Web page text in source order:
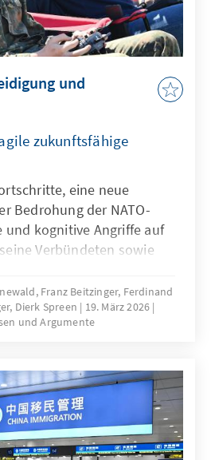
und
zukunftsfähige
eine neue
Bedrohung der NATO-
und kognitive Angriffe auf
Verbündeten sowie
vor neue
Künstliche Intelligenz ist
bei diesen
es einer KI-Strategie,
gezielt
von KI nach
aktiv nutzt, um effizient
Franz Beitzinger, Ferdinand
Dierk Spreen
19. März 2026
und Argumente